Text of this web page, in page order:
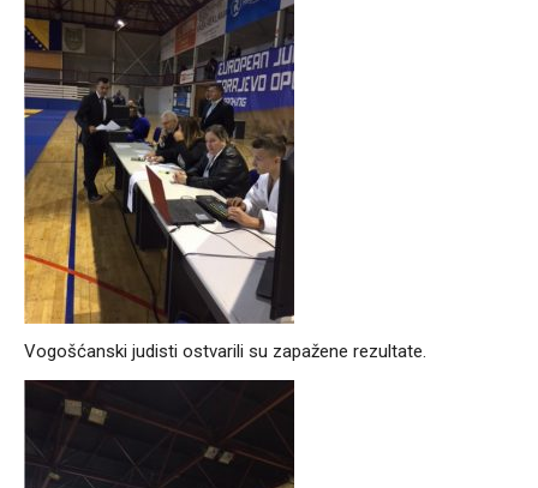
Vogošćanski judisti ostvarili su zapažene rezultate.